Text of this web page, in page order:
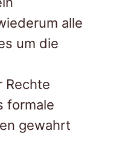
alle
um die
Rechte
formale
gewahrt